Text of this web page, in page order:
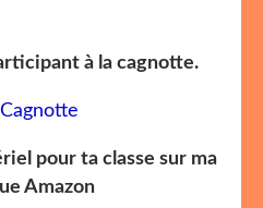
à la cagnotte.
pour ta classe sur ma
Amazon